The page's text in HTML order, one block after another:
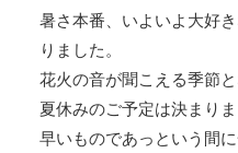
暑さ本番、いよいよ大好
りました。
花火の音が聞こえる季節と
夏休みのご予定は決まりま
早いものであっという間